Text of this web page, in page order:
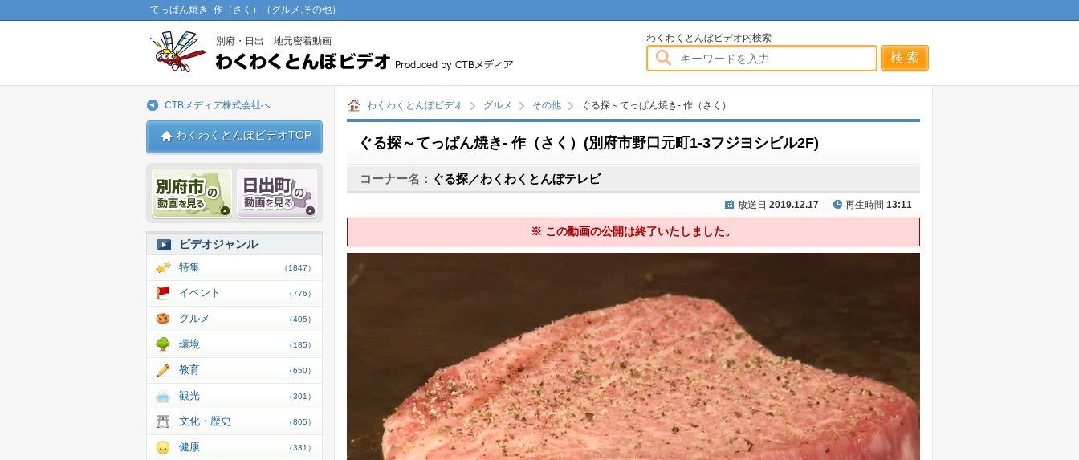
てっぱん焼き- 作（さく）（グルメ,その他）
別府・日出 地元密着動画 わくわくとんぼビデオわくわくとんぼビデオ内検索
わくわくとんぼビデオ グルメ その他 ぐる探～てっぱん焼き- 作（さく）
ぐる探～てっぱん焼き- 作（さく）(別府市野口元町1-3フジヨシビル2F)
コーナー名： ぐる探／わくわくとんぼテレビ
放送日 2019.12.17 再生時間 13:11
※ この動画の公開は終了いたしました。
CTBメディア株式会社へ
わくわくとんぼビデオTOP
別府市 動画 日出 動画
ビデオジャンル
特集 （1847）
イベント （776）
グルメ （405）
環境 （185）
教育 （650）
観光 （301）
文化・歴史 （805）
健康 （331）